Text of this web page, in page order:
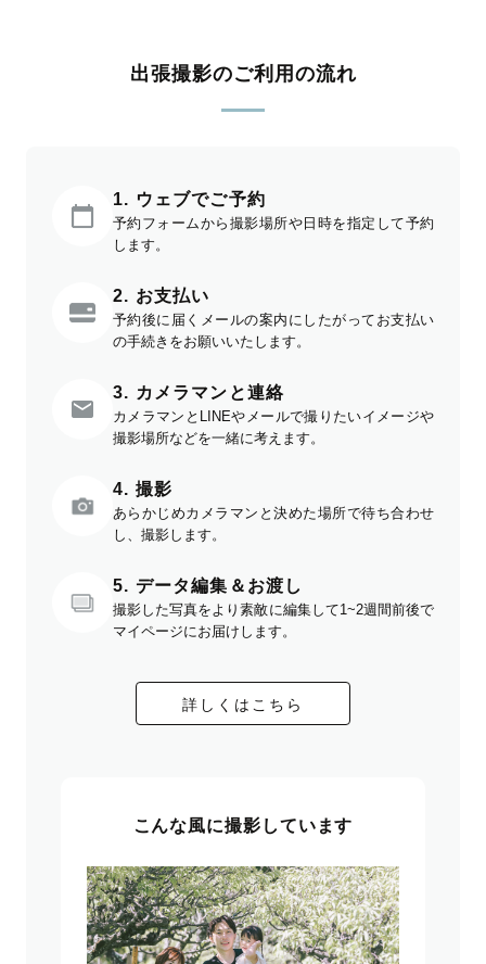
出張撮影のご利用の流れ
1. ウェブでご予約
予約フォームから撮影場所や日時を指定して予約
します。
2. お支払い
予約後に届くメールの案内にしたがってお支払い
の手続きをお願いいたします。
3. カメラマンと連絡
カメラマンとLINEやメールで撮りたいイメージや
撮影場所などを一緒に考えます。
4. 撮影
あらかじめカメラマンと決めた場所で待ち合わせ
し、撮影します。
5. データ編集＆お渡し
撮影した写真をより素敵に編集して1~2週間前後で
マイページにお届けします。
詳しくはこちら
こんな風に撮影しています